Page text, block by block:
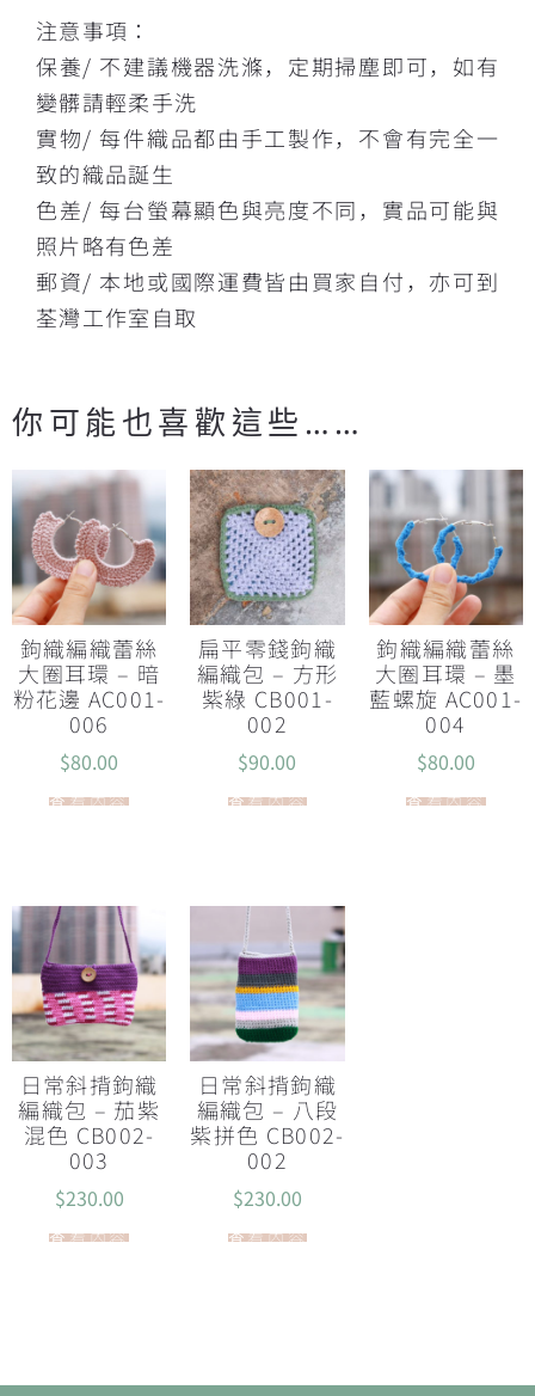
注意事項：
保養/ 不建議機器洗滌，定期掃塵即可，如有
變髒請輕柔手洗
實物/ 每件織品都由手工製作，不會有完全一
致的織品誕生
色差/ 每台螢幕顯色與亮度不同，實品可能與
照片略有色差
郵資/ 本地或國際運費皆由買家自付，亦可到
荃灣工作室自取
你可能也喜歡這些……
鉤織編織蕾絲
大圈耳環 – 暗
粉花邊 AC001-
006
$80.00
查看內容
扁平零錢鉤織
編織包 – 方形
紫綠 CB001-
002
$90.00
查看內容
鉤織編織蕾絲
大圈耳環 – 墨
藍螺旋 AC001-
004
$80.00
查看內容
日常斜揹鉤織
編織包 – 茄紫
混色 CB002-
003
$230.00
查看內容
日常斜揹鉤織
編織包 – 八段
紫拼色 CB002-
002
$230.00
查看內容